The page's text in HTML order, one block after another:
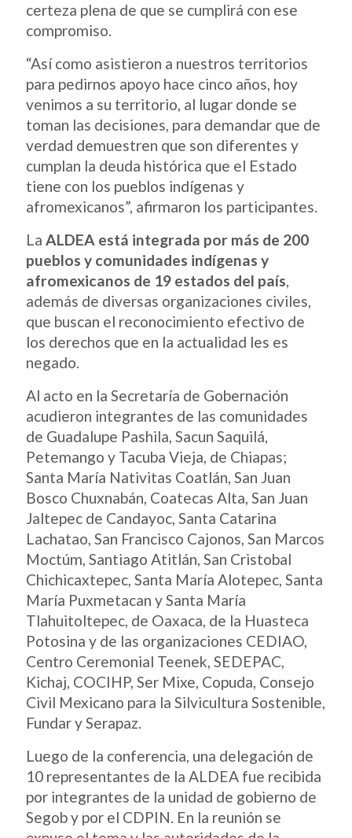
certeza plena de que se cumplirá con ese
compromiso.
“Así como asistieron a nuestros territorios
para pedirnos apoyo hace cinco años, hoy
venimos a su territorio, al lugar donde se
toman las decisiones, para demandar que de
verdad demuestren que son diferentes y
cumplan la deuda histórica que el Estado
tiene con los pueblos indígenas y
afromexicanos”, afirmaron los participantes.
La ALDEA está integrada por más de 200
pueblos y comunidades indígenas y
afromexicanos de 19 estados del país,
además de diversas organizaciones civiles,
que buscan el reconocimiento efectivo de
los derechos que en la actualidad les es
negado.
Al acto en la Secretaría de Gobernación
acudieron integrantes de las comunidades
de Guadalupe Pashila, Sacun Saquilá,
Petemango y Tacuba Vieja, de Chiapas;
Santa María Nativitas Coatlán, San Juan
Bosco Chuxnabán, Coatecas Alta, San Juan
Jaltepec de Candayoc, Santa Catarina
Lachatao, San Francisco Cajonos, San Marcos
Moctúm, Santiago Atitlán, San Cristobal
Chichicaxtepec, Santa María Alotepec, Santa
María Puxmetacan y Santa María
Tlahuitoltepec, de Oaxaca, de la Huasteca
Potosina y de las organizaciones CEDIAO,
Centro Ceremonial Teenek, SEDEPAC,
Kichaj, COCIHP, Ser Mixe, Copuda, Consejo
Civil Mexicano para la Silvicultura Sostenible,
Fundar y Serapaz.
Luego de la conferencia, una delegación de
10 representantes de la ALDEA fue recibida
por integrantes de la unidad de gobierno de
Segob y por el CDPIN. En la reunión se